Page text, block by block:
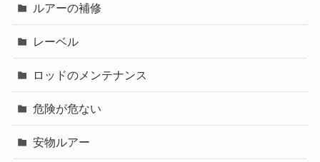
ルアーの補修
レーベル
ロッドのメンテナンス
危険が危ない
安物ルアー